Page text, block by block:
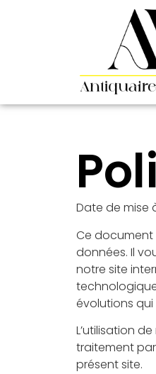
Date de mise
Ce document
données. Il
notre site
évolutions
L’utilisation
traitement
présent site.